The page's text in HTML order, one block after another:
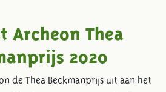
Archeon Thea
2020
de Thea Beckmanprijs uit aan het